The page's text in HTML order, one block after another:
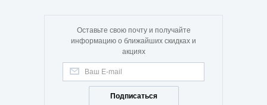
Оставьте свою почту и получайте
информацию о ближайших скидках и
акциях
Подписаться